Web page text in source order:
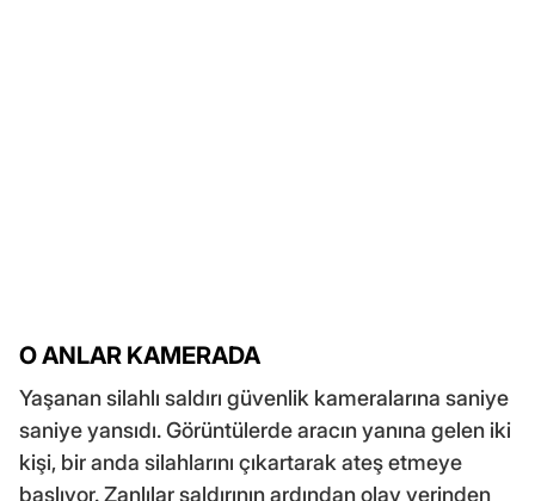
O ANLAR KAMERADA
Yaşanan silahlı saldırı güvenlik kameralarına saniye
saniye yansıdı. Görüntülerde aracın yanına gelen iki
kişi, bir anda silahlarını çıkartarak ateş etmeye
başlıyor. Zanlılar saldırının ardından olay yerinden